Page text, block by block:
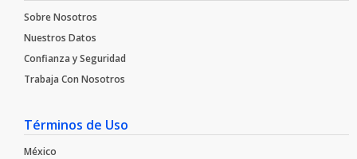
Sobre Nosotros
Nuestros Datos
Confianza y Seguridad
Trabaja Con Nosotros​
Términos de Uso
México